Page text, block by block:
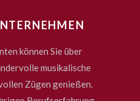
können Sie über
musikalische
Zügen genießen.